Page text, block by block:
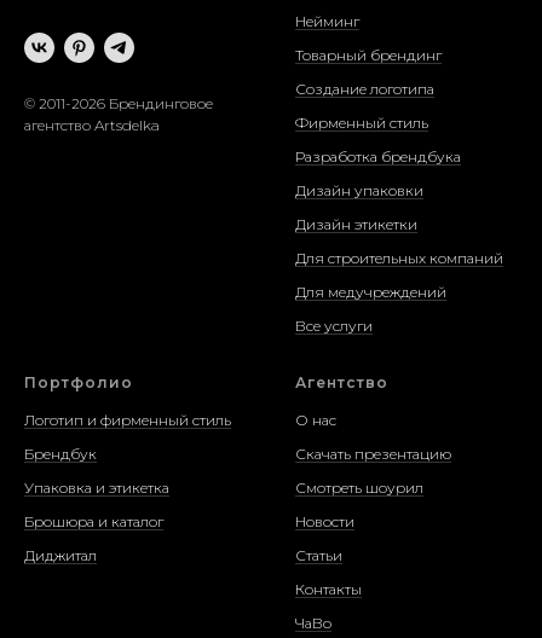
© 2011-2026 Брендинговое
агентство Artsdelka
Нейминг
Товарный брендинг
Создание логотипа
Фирменный стиль
Разработка брендбука
Дизайн упаковки
Дизайн этикетки
Для строительных компаний
Для медучреждений
Все услуги
Портфолио
Логотип и фирменный стиль
Брендбук
Упаковка и этикетка
Брошюра и каталог
Диджитал
Агентство
О нас
Скачать презентацию
Смотреть шоурил
Новости
Статьи
Контакты
ЧаВо